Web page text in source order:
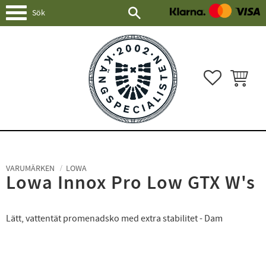
Meny
FAVORITER
VARUMÄRKEN LOWA
Lowa Innox Pro Low GTX W's
Lätt, vattentät promenadsko med extra stabilitet - Dam